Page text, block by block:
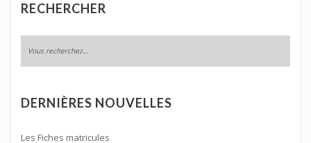
RECHERCHER
DERNIÈRES NOUVELLES
Les Fiches matricules